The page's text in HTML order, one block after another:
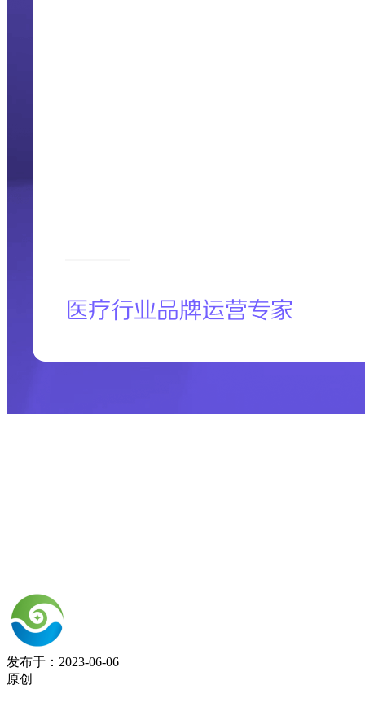
发布于：2023-06-06
原创